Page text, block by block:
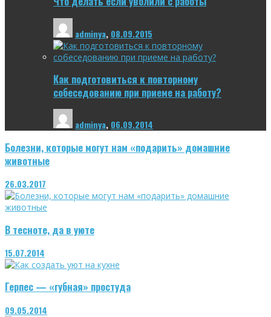
adminya, 08.09.2015
Как подготовиться к повторному
собеседованию при приеме на работу?
adminya, 06.09.2014
Болезни, которые могут нам «подарить» домашние
животные
26.03.2017
В тесноте, да в уюте
15.07.2014
Герпес — «губная» простуда
09.05.2014